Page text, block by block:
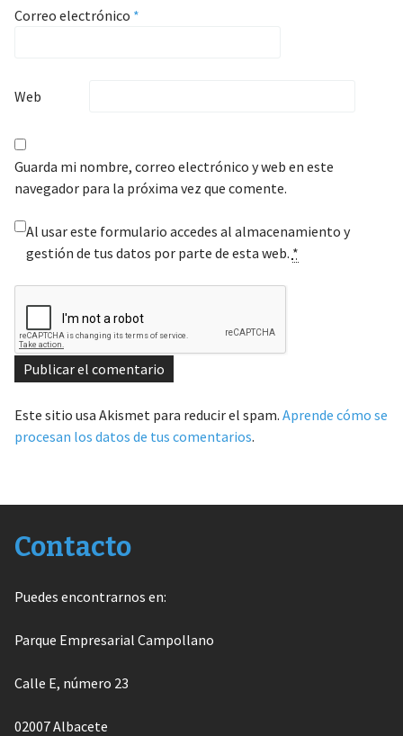
Correo electrónico *
Web
Guarda mi nombre, correo electrónico y web en este
navegador para la próxima vez que comente.
Al usar este formulario accedes al almacenamiento y
gestión de tus datos por parte de esta web. *
Este sitio usa Akismet para reducir el spam. Aprende cómo se
procesan los datos de tus comentarios.
Contacto
Puedes encontrarnos en:
Parque Empresarial Campollano
Calle E, número 23
02007 Albacete